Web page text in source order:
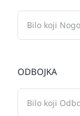
ODBOJKA